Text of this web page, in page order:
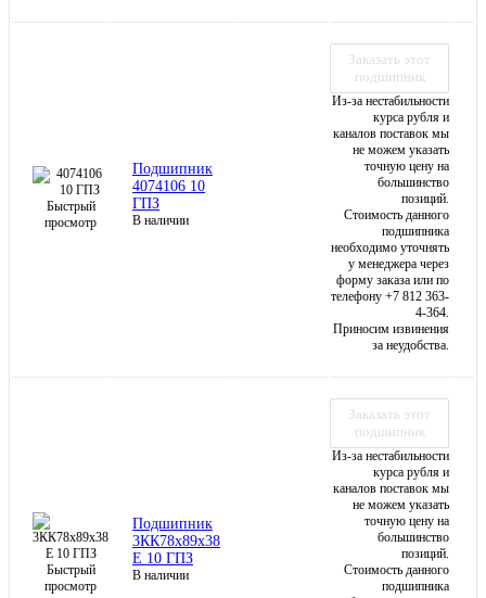
Быстрый
просмотр
Подшипник
4074106 10
ГПЗ
В наличии
Заказать этот
подшипник
Из-за нестабильности
курса рубля и
каналов поставок мы
не можем указать
точную цену на
большинство
позиций.
Стоимость данного
подшипника
необходимо уточнять
у менеджера через
форму заказа или по
телефону +7 812 363-
4-364.
Приносим извинения
за неудобства.
Быстрый
просмотр
Подшипник
3КК78х89х38
Е 10 ГПЗ
В наличии
Заказать этот
подшипник
Из-за нестабильности
курса рубля и
каналов поставок мы
не можем указать
точную цену на
большинство
позиций.
Стоимость данного
подшипника